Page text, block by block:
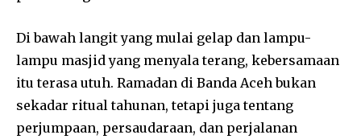
Di bawah langit yang mulai gelap dan lampu-
lampu masjid yang menyala terang, kebersamaan
itu terasa utuh. Ramadan di Banda Aceh bukan
sekadar ritual tahunan, tetapi juga tentang
perjumpaan, persaudaraan, dan perjalanan